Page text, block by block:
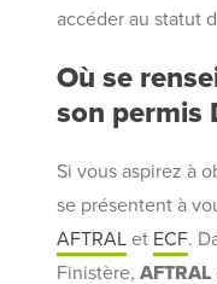
accéder au statut
Où se
son permis
Si vous aspirez à
se présentent à
AFTRAL et ECF.
Finistère,AFTRAL